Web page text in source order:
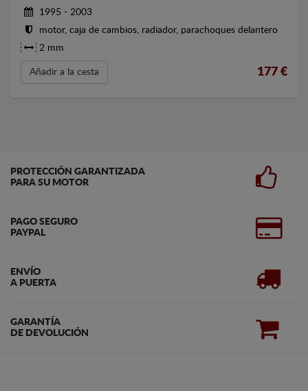
1995 - 2003
motor, caja de cambios, radiador, parachoques delantero
2 mm
Añadir a la cesta 177 €
PROTECCIÓN GARANTIZADA
PARA SU MOTOR
PAGO SEGURO
PAYPAL
ENVÍO
A PUERTA
GARANTÍA
DE DEVOLUCIÓN